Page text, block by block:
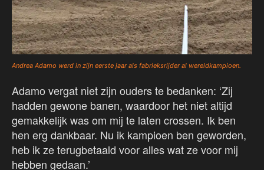
Andrea Adamo werd in zijn eerste jaar als fabrieksrijder al wereldkampioen.
Adamo vergat niet zijn ouders te bedanken: ‘Zij
hadden gewone banen, waardoor het niet altijd
gemakkelijk was om mij te laten crossen. Ik ben
hen erg dankbaar. Nu ik kampioen ben geworden,
heb ik ze terugbetaald voor alles wat ze voor mij
hebben gedaan.’